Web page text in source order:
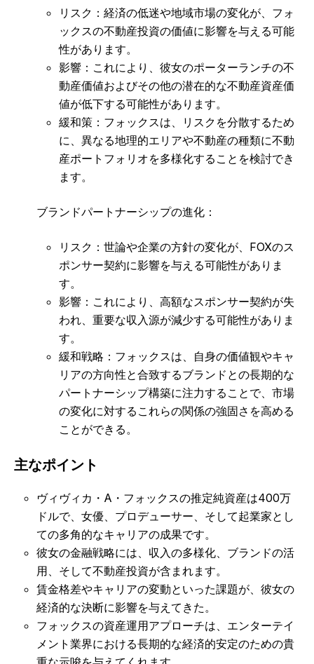
リスク：経済の低迷や地域市場の変化が、フォ
ックスの不動産投資の価値に影響を与える可能
性があります。
影響：これにより、彼女のポーターランチの不
動産価値およびその他の潜在的な不動産資産価
値が低下する可能性があります。
緩和策：フォックスは、リスクを分散するため
に、異なる地理的エリアや不動産の種類に不動
産ポートフォリオを多様化することを検討でき
ます。
ブランドパートナーシップの進化：
リスク：世論や企業の方針の変化が、FOXのス
ポンサー契約に影響を与える可能性がありま
す。
影響：これにより、高額なスポンサー契約が失
われ、重要な収入源が減少する可能性がありま
す。
緩和戦略：フォックスは、自身の価値観やキャ
リアの方向性と合致するブランドとの長期的な
パートナーシップ構築に注力することで、市場
の変化に対するこれらの関係の強固さを高める
ことができる。
主なポイント
ヴィヴィカ・A・フォックスの推定純資産は400万
ドルで、女優、プロデューサー、そして起業家とし
ての多角的なキャリアの成果です。
彼女の金融戦略には、収入の多様化、ブランドの活
用、そして不動産投資が含まれます。
賃金格差やキャリアの変動といった課題が、彼女の
経済的な決断に影響を与えてきた。
フォックスの資産運用アプローチは、エンターテイ
メント業界における長期的な経済的安定のための貴